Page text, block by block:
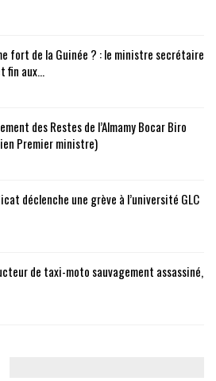
fort de la Guinée ? : le ministre secrétaire
fin aux…
des Restes de l’Almamy Bocar Biro
Premier ministre)
déclenche une grève à l’université GLC
de taxi-moto sauvagement assassiné,